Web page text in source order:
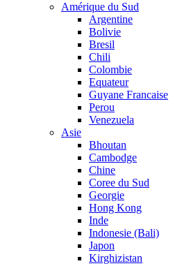
Amérique du Sud
Argentine
Bolivie
Bresil
Chili
Colombie
Equateur
Guyane Francaise
Perou
Venezuela
Asie
Bhoutan
Cambodge
Chine
Coree du Sud
Georgie
Hong Kong
Inde
Indonesie (Bali)
Japon
Kirghizistan